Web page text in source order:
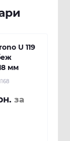
U 119
мм
за